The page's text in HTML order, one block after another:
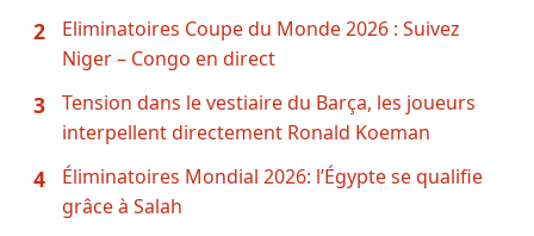
2
Eliminatoires Coupe du Monde 2026 : Suivez
Niger – Congo en direct
3
Tension dans le vestiaire du Barça, les joueurs
interpellent directement Ronald Koeman
4
Éliminatoires Mondial 2026: l’Égypte se qualifie
grâce à Salah